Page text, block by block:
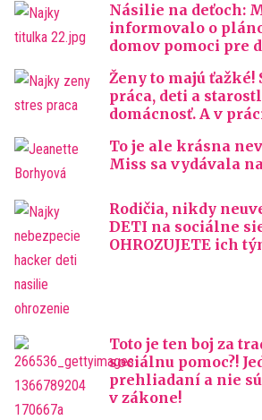
Násilie na deťoch:
informovalo o
domov pomoci pre
Ženy to majú ťažké!
práca, deti a
domácnosť. A v
To je ale krásna
Miss sa vydávala
Rodičia, nikdy
DETI na sociálne
OHROZUJETE ich
Toto je ten boj za
sociálnu pomoc?!
prehliadaní a nie
v zákone!